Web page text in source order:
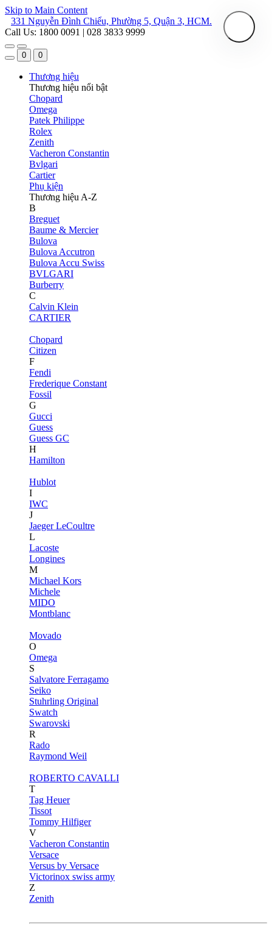
Skip to Main Content
331 Nguyễn Đình Chiểu, Phường 5, Quận 3, HCM.
Call Us: 1800 0091 | 028 3833 9999
0 0
Thương hiệu
Thương hiệu nổi bật
Chopard
Omega
Patek Philippe
Rolex
Zenith
Vacheron Constantin
Bvlgari
Cartier
Phụ kiện
Thương hiệu A-Z
B
Breguet
Baume & Mercier
Bulova
Bulova Accutron
Bulova Accu Swiss
BVLGARI
Burberry
C
Calvin Klein
CARTIER
Chopard
Citizen
F
Fendi
Frederique Constant
Fossil
G
Gucci
Guess
Guess GC
H
Hamilton
Hublot
I
IWC
J
Jaeger LeCoultre
L
Lacoste
Longines
M
Michael Kors
Michele
MIDO
Montblanc
Movado
O
Omega
S
Salvatore Ferragamo
Seiko
Stuhrling Original
Swatch
Swarovski
R
Rado
Raymond Weil
ROBERTO CAVALLI
T
Tag Heuer
Tissot
Tommy Hilfiger
V
Vacheron Constantin
Versace
Versus by Versace
Victorinox swiss army
Z
Zenith